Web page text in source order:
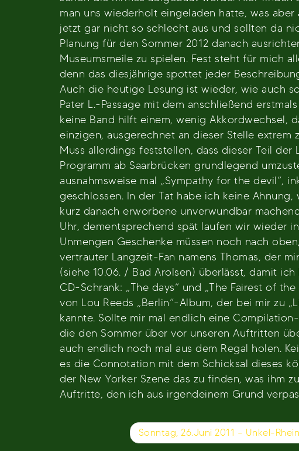
man uns wiederholt eingeladen hatte, was
jetzt gar nicht so schlecht aus und sollten da
Planung für den Sommer 2012 danach
Museumsmeile zu spielen. Fest steht für mich
denn das diesjährige spottet jeder
Auch die heutige Lesung ist wieder, wie auch
Pater L.-Passage mit dem anschließend
keine Band hilft einem, wenig Akkordwechsel,
einzigen, ausgerechnet an dieser Stelle extrem
Muss allerdings feststellen, dass dieser Teil
Programm ab Saarbrücken grundlegend
ausnahmsweise mal „Sympathy for the devil“,
geschlossen. In der Tat habe ich keine
kurz danach erworbene unverwundbar
Uhr, dementsprechend spät laufen wir wieder
Unmengen Geschenke müssen noch nach
vertrauter Langzeit-Fan namens Thomas, der
(siehe 10.06. / Bad Arolsen) überlässt, damit
CD-Schrank: „The days“ und „The Fairest of
von Lou Reeds „Berlin“-Album, der bei mir zu
kannte. Sollte mir mal endlich eine
die den Sommer über vor unseren Auftritten
auch endlich noch mal aus dem Regal holen.
es die Connotation mit dem Schicksal dieses
der New Yorker Szene das zu finden, was ihm
Auftritte, den ich aus irgendeinem Grund
Beitragsnavigation
Sonntag, 26.Juni 2011 – Unkel-